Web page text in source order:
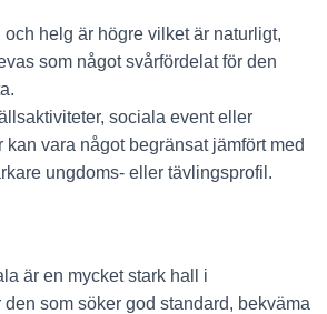
och helg är högre vilket är naturligt,
som något svårfördelat för den
sociala event eller
kan vara något begränsat jämfört med
ungdoms- eller tävlingsprofil.
är en mycket stark hall i
som söker god standard, bekväma